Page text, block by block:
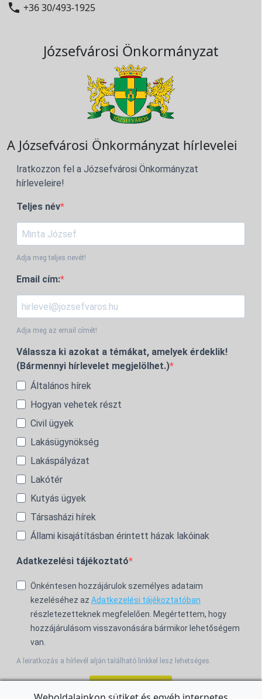
 +36 30/493-1925
Józsefvárosi Önkormányzat
A Józsefvárosi Önkormányzat hírlevelei
Iratkozzon fel a Józsefvárosi Önkormányzat
hírleveleire!
Teljes név
Adja meg teljes nevét!
Email cím:
Adja meg az email címét!
Válassza ki azokat a témákat, amelyek érdeklik!
(Bármennyi hírlevelet megjelölhet.)
Általános hírek
Hogyan vehetek részt
Civil ügyek
Lakásügynökség
Lakáspályázat
Lakótér
Kutyás ügyek
Társasházi hírek
Állami kisajátításban érintett házak lakóinak
Adatkezelési tájékoztató
Önkéntesen hozzájárulok személyes adataim
kezeléséhez az Adatkezelési tájékoztatóban
részletezetteknek megfelelően. Megértettem, hogy
hozzájárulásom visszavonására bármikor lehetőségem
van.
A leiratkozás a hírlevél alján található linkkel lesz lehetséges.